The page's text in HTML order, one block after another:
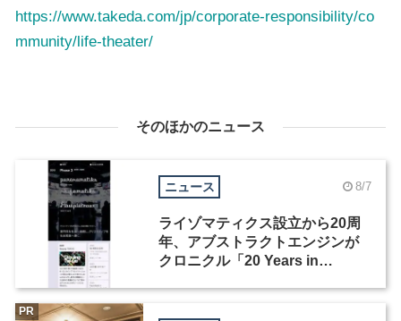
https://www.takeda.com/jp/corporate-responsibility/co
mmunity/life-theater/
そのほかのニュース
ニュース 8/7
ライゾマティクス設立から20周
年、アブストラクトエンジンが
クロニクル「20 Years in
PR